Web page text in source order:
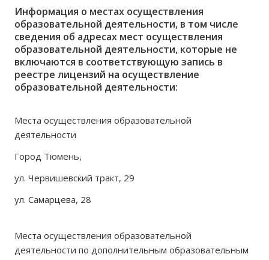
Информация о местах осуществления
образовательной деятельности, в том числе
сведения об адресах мест осуществления
образовательной деятельности, которые не
включаются в соответствующую запись в
реестре лицензий на осуществление
образовательной деятельности:
Места осуществления образовательной
деятельности
Город Тюмень,
ул. Червишевский тракт, 29
ул. Самарцева, 28
Места осуществления образовательной
деятельности по дополнительным образовательным